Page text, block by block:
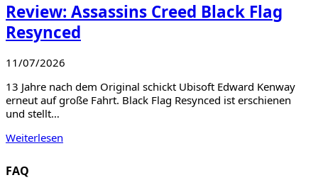
Review: Assassins Creed Black Flag
Resynced
11/07/2026
13 Jahre nach dem Original schickt Ubisoft Edward Kenway
erneut auf große Fahrt. Black Flag Resynced ist erschienen
und stellt…
Weiterlesen
FAQ